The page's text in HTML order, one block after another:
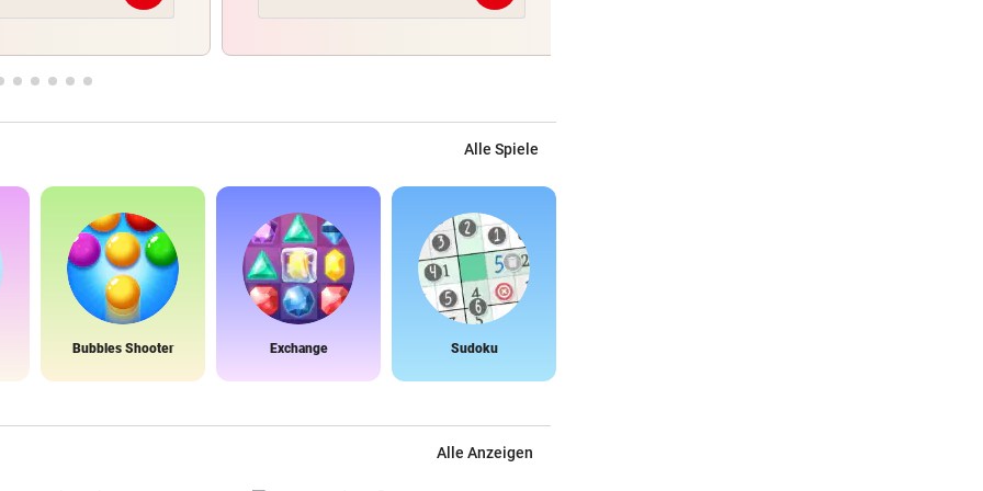
Alle Spiele
Bubbles Shooter Exchange Sudoku
Alle Anzeigen